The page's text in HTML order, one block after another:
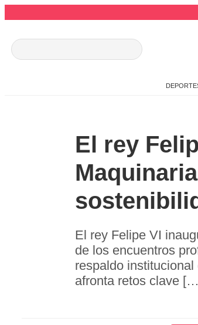
El rey
El rey Felipe VI
de los encuentros
respaldo
afronta retos clave